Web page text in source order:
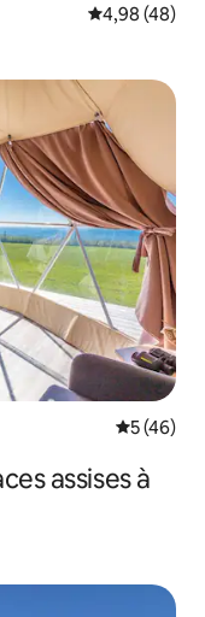
Note
4,98 (48)
Note
5 (46)
assises à